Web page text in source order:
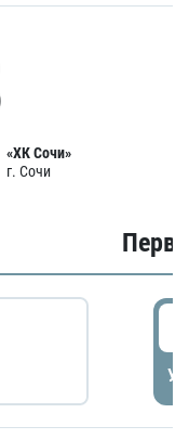
«ХК Сочи»
г. Сочи